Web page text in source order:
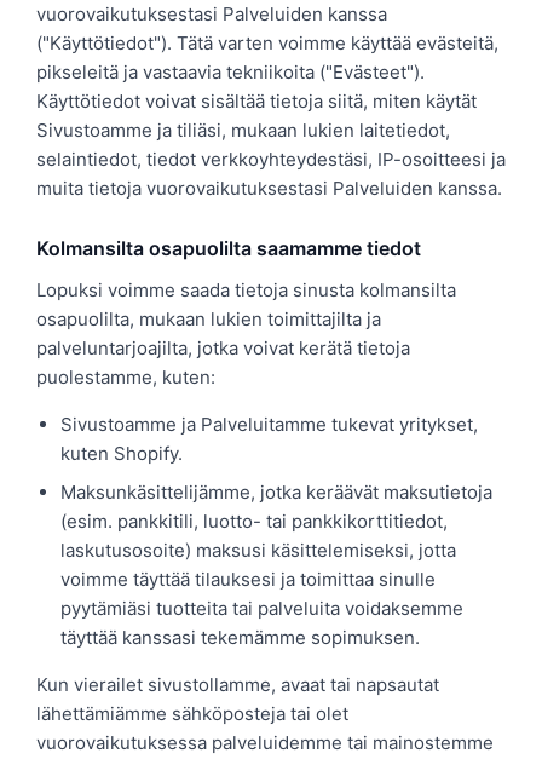
vuorovaikutuksestasi Palveluiden kanssa
("Käyttötiedot"). Tätä varten voimme käyttää evästeitä,
pikseleitä ja vastaavia tekniikoita ("Evästeet").
Käyttötiedot voivat sisältää tietoja siitä, miten käytät
Sivustoamme ja tiliäsi, mukaan lukien laitetiedot,
selaintiedot, tiedot verkkoyhteydestäsi, IP-osoitteesi ja
muita tietoja vuorovaikutuksestasi Palveluiden kanssa.
Kolmansilta osapuolilta saamamme tiedot
Lopuksi voimme saada tietoja sinusta kolmansilta
osapuolilta, mukaan lukien toimittajilta ja
palveluntarjoajilta, jotka voivat kerätä tietoja
puolestamme, kuten:
Sivustoamme ja Palveluitamme tukevat yritykset,
kuten Shopify.
Maksunkäsittelijämme, jotka keräävät maksutietoja
(esim. pankkitili, luotto- tai pankkikorttitiedot,
laskutusosoite) maksusi käsittelemiseksi, jotta
voimme täyttää tilauksesi ja toimittaa sinulle
pyytämiäsi tuotteita tai palveluita voidaksemme
täyttää kanssasi tekemämme sopimuksen.
Kun vierailet sivustollamme, avaat tai napsautat
lähettämiämme sähköposteja tai olet
vuorovaikutuksessa palveluidemme tai mainostemme